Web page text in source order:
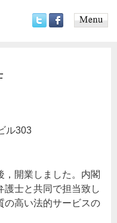
ル303
，開業しました。内閣
護士と共同で担当致し
の高い法的サービスの